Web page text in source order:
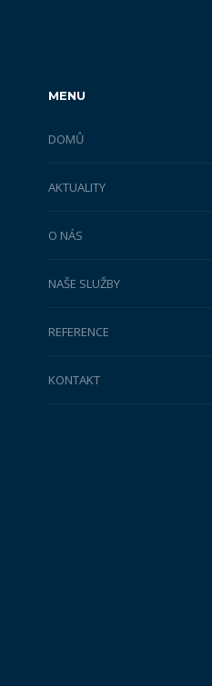
MENU
DOMŮ
AKTUALITY
O NÁS
NAŠE SLUŽBY
REFERENCE
KONTAKT